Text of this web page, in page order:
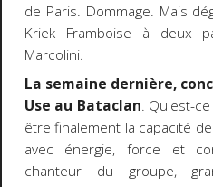
de Paris. Dommage. Mais
Kriek Framboise à deux
Marcolini.
La semaine dernière,
Use au Bataclan. Qu'est-
être finalement la capacité
avec énergie, force et
chanteur du groupe,